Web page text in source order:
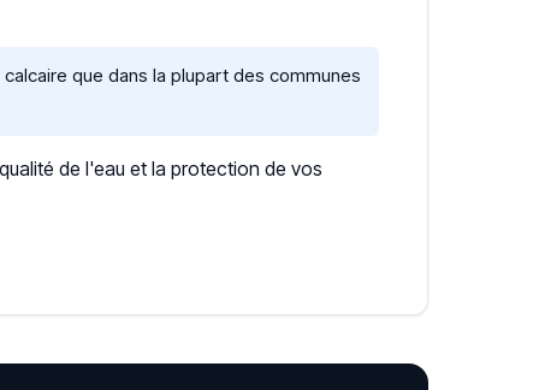
que dans la plupart des communes
de l'eau et la protection de vos